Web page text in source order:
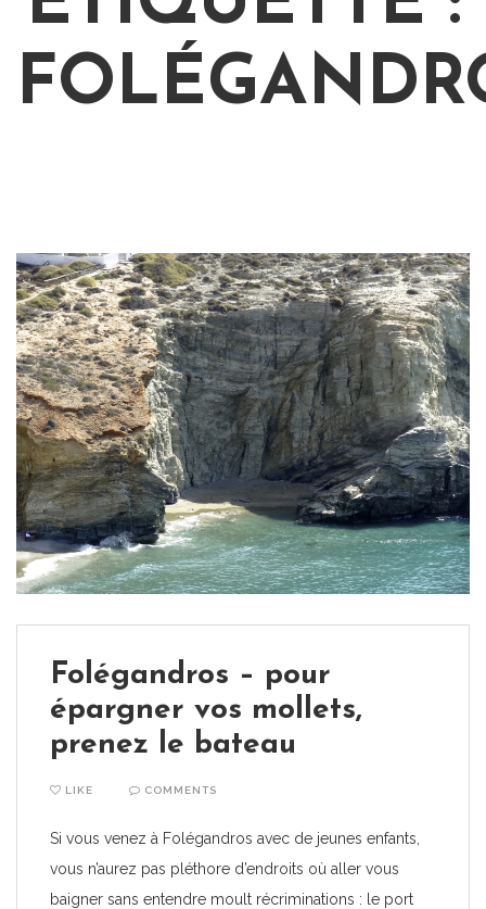
Folégandros – pour
épargner vos mollets,
prenez le bateau
LIKE COMMENTS
Si vous venez à Folégandros avec de jeunes enfants,
vous n’aurez pas pléthore d’endroits où aller vous
baigner sans entendre moult récriminations : le port